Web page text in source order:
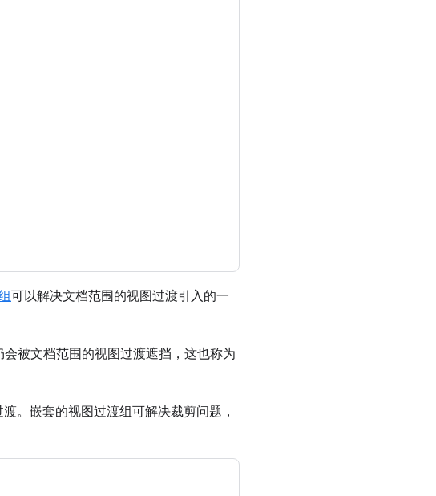
可以解决文档范围的视图过渡引入的一
被文档范围的视图过渡遮挡，这也称为
。嵌套的视图过渡组可解决裁剪问题，